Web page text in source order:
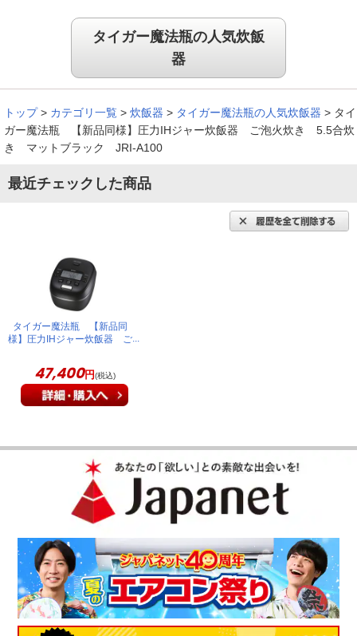
タイガー魔法瓶の人気炊飯
器
トップ > カテゴリ一覧 > 炊飯器 > タイガー魔法瓶の人気炊飯器 > タイ
ガー魔法瓶 【新品同様】圧力IHジャー炊飯器 ご泡火炊き 5.5合炊
き マットブラック JRI-A100
最近チェックした商品
タイガー魔法瓶 【新品同
様】圧力IHジャー炊飯器 ご
47,400円(税込)